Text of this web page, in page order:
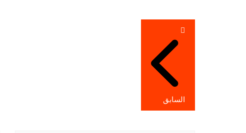
تصفّح
المقالات
السابق